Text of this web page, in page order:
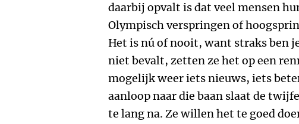
daarbij opvalt is dat veel mensen
Olympisch verspringen of
Het is nú of nooit, want straks ben
niet bevalt, zetten ze het op een
mogelijk weer iets nieuws, iets
aanloop naar die baan slaat de
te lang na. Ze willen het te goed